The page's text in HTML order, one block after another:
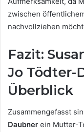
zwischen
nachvollziehen
Fazit:
Jo Tödter-
Überblick
Zusammengefasst
Daubner ein Mutter-